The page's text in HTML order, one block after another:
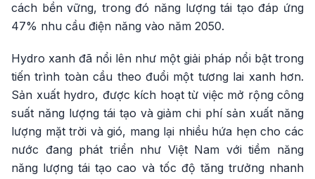
cách bền vững, trong đó năng lượng tái tạo đáp ứng
47% nhu cầu điện năng vào năm 2050.
Hydro xanh đã nổi lên như một giải pháp nổi bật trong
tiến trình toàn cầu theo đuổi một tương lai xanh hơn.
Sản xuất hydro, được kích hoạt từ việc mở rộng công
suất năng lượng tái tạo và giảm chi phí sản xuất năng
lượng mặt trời và gió, mang lại nhiều hứa hẹn cho các
nước đang phát triển như Việt Nam với tiềm năng
năng lượng tái tạo cao và tốc độ tăng trưởng nhanh